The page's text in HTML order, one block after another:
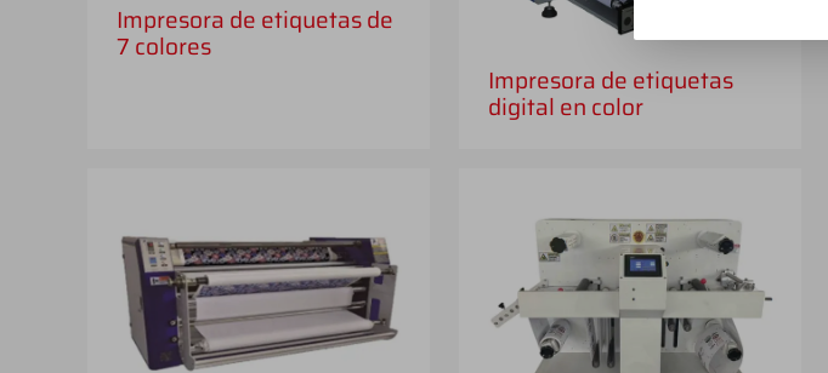
Impresora de etiquetas de
7 colores
Impresora de etiquetas
digital en color